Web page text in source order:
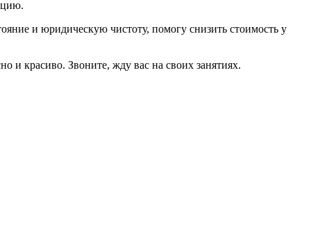
и юридическую чистоту, помогу снизить стоимость у
и красиво. Звоните, жду вас на своих занятиях.